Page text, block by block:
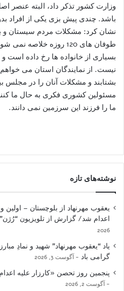
وزارت کشور تذکر داد، البته عنصر
باشد. چندی پیش بزی یکی از افراد
نشان کرد: مشکلات مردم سیستان و
طوفان های 120 روزه
بسیاری از خانواده ها رخ داده است
نیست. از نمایندگان استان می خواهم
بشتابند و مشکلات آنان را در مجلس
مسئولین کشوری فکری به حال ما
ما را فرزند این سرزمین نمی دانند.
نوشته‌های تازه
یعقوب مهرنهاد از بلوچستان – اولین
اعدام شد/ گزارش از تلویزیون “رُژن”
2026
یاد “یعقوب مهرنهاد” شهید و نمادِ
گرامی باد
آگوست 3, 2026
پنجمین روز تحصن «کارزار علیه
آگوست 2, 2026